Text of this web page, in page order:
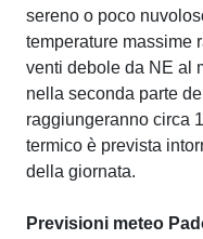
sereno o poco
temperature massime
venti debole da NE al
nella seconda parte
raggiungeranno circa
termico è prevista
della giornata.
Previsioni meteo